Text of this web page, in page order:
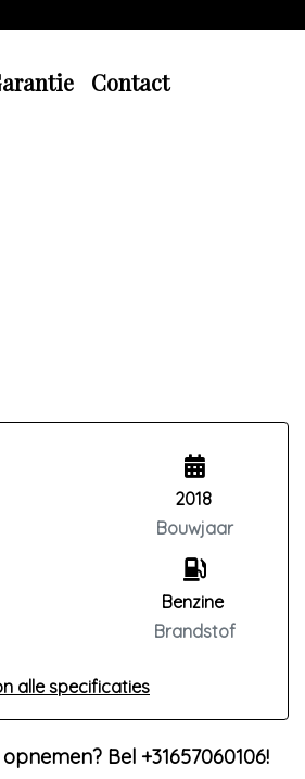
Contact
2018
Bouwjaar
Benzine
Brandstof
alle specificaties
Bel +31657060106!